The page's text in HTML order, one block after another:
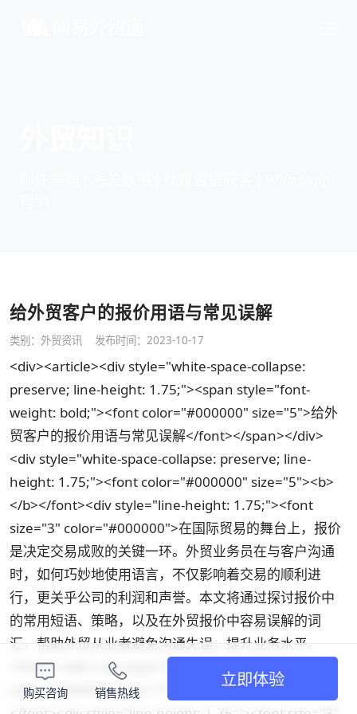
给外贸客户的报价用语与常见误解
类别： 外贸资讯 发布时间：2023-10-17
<div><article><div style="white-space-collapse:
preserve; line-height: 1.75;"><span style="font-
weight: bold;"><font color="#000000" size="5">给外
贸客户的报价用语与常见误解</font></span></div>
<div style="white-space-collapse: preserve; line-
height: 1.75;"><font color="#000000" size="5"><b>
</b></font><div style="line-height: 1.75;"><font
size="3" color="#000000">在国际贸易的舞台上，报价
是决定交易成败的关键一环。外贸业务员在与客户沟通
时，如何巧妙地使用语言，不仅影响着交易的顺利进
行，更关乎公司的利润和声誉。本文将通过探讨报价中
的常用短语、策略，以及在外贸报价中容易误解的词
汇，帮助外贸从业者避免沟通失误，提升业务水平。
</font></div><div style="line-height: 1.75;"><font
color="#000000" size="3">
购买咨询 销售热线
立即体验